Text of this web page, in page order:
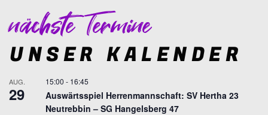
nächste Termine
UNSER KALENDER
AUG.
29
15:00 - 16:45
Auswärtsspiel Herrenmannschaft: SV Hertha 23
Neutrebbin – SG Hangelsberg 47